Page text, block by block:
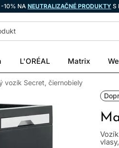
-10% NA NEUTRALIZAČNÉ PRODUKTY S
L'ORÉAL Matrix
vozík Secret, čiernobiely